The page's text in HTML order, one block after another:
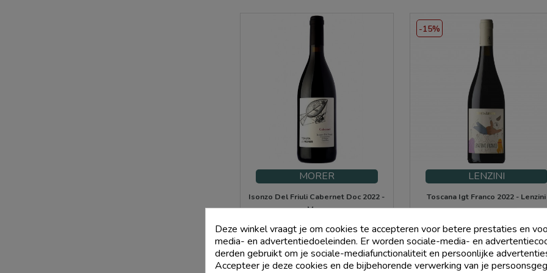
MORER
Isonzo Del Friuli Cabernet Doc 2022 -
Meer
Prijs
€ 10,00
add_shopping_cart
LENZINI
Toscana Igt Franco 2022 - Lenzini
Prijs
€ 22,95Normale
prijs
€ 27,00
add_shopping_cart
-15%
Deze winkel vraagt je om cookies te accepteren voor betere prestaties en
media- en advertentiedoeleinden. Er worden sociale-media- en
derden gebruikt om je sociale-mediafunctionaliteit en persoonlijke
Accepteer je deze cookies en de bijbehorende verwerking van je